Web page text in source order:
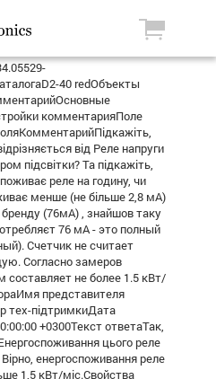
40 redОбъекты
комментарияПоле
від Реле напруги
підсвітки? Та підкажіть,
реле на годину, чи
менше (не більше 2,8 мА)
(76мА) , знайшов таку
76 мА - это полный
Счетчик не считает
Согласно замеров
составляет не более 1.5 кВт/
представителя
тех-підтримкиДата
+0300Текст ответаТак,
цього реле
енергоспоживання реле
1,5 кВт/міс.Свойства